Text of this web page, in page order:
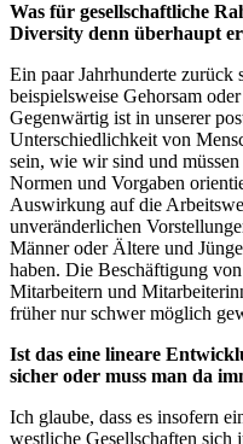
Was für gesellschaftliche
Diversity denn überhaupt
Ein paar Jahrhunderte zurück
beispielsweise Gehorsam
Gegenwärtig ist in unserer
Unterschiedlichkeit von
sein, wie wir sind und
Normen und Vorgaben
Auswirkung auf die
unveränderlichen
Männer oder Ältere und
haben. Die Beschäftigung
Mitarbeitern und
früher nur schwer möglich
Ist das eine lineare
sicher oder muss man da
Ich glaube, dass es insofern
westliche Gesellschaften